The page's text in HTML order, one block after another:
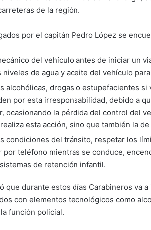
de la región.
por el capitán Pedro López se
del vehículo antes de iniciar un
niveles de agua y aceite del vehículo
alcohólicas, drogas o estupefacientes si
por esta irresponsabilidad, debido a
ocasionando la pérdida del control del
esta acción, sino que también la
condiciones del tránsito, respetar los
por teléfono mientras se conduce,
de retención infantil.
que durante estos días Carabineros va
con elementos tecnológicos como
función policial.